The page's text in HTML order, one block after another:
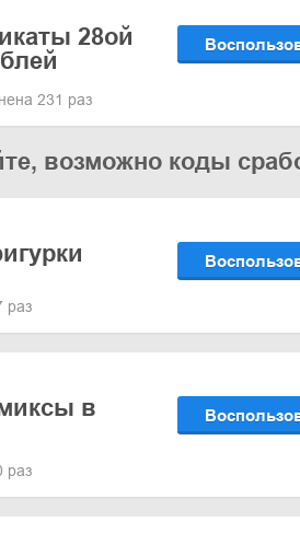
28ой
231 раз
возможно коды
раз
в
раз